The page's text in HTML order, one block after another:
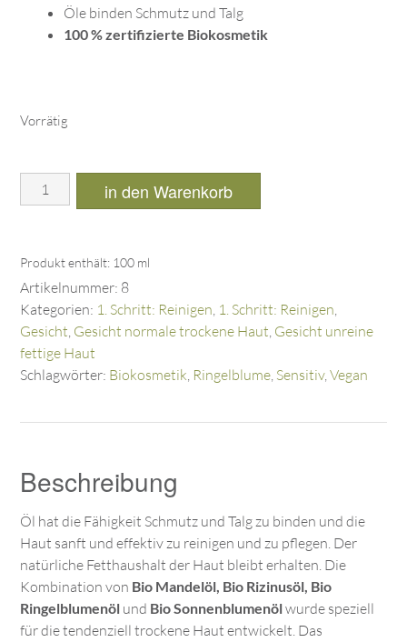
Öle binden Schmutz und Talg
100 % zertifizierte Biokosmetik
Vorrätig
in den Warenkorb
Produkt enthält: 100 ml
Artikelnummer: 8
Kategorien: 1. Schritt: Reinigen, 1. Schritt: Reinigen,
Gesicht, Gesicht normale trockene Haut, Gesicht unreine
fettige Haut
Schlagwörter: Biokosmetik, Ringelblume, Sensitiv,Vegan
Beschreibung
Öl hat die Fähigkeit Schmutz und Talg zu binden und die
Haut sanft und effektiv zu reinigen und zu pflegen. Der
natürliche Fetthaushalt der Haut bleibt erhalten. Die
Kombination von Bio Mandelöl, Bio Rizinusöl, Bio
Ringelblumenöl und Bio Sonnenblumenölwurde speziell
für die tendenziell trockene Haut entwickelt. Das